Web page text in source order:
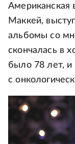
Американская
Маккей,
альбомы со
скончалась в
было 78 лет, и
с